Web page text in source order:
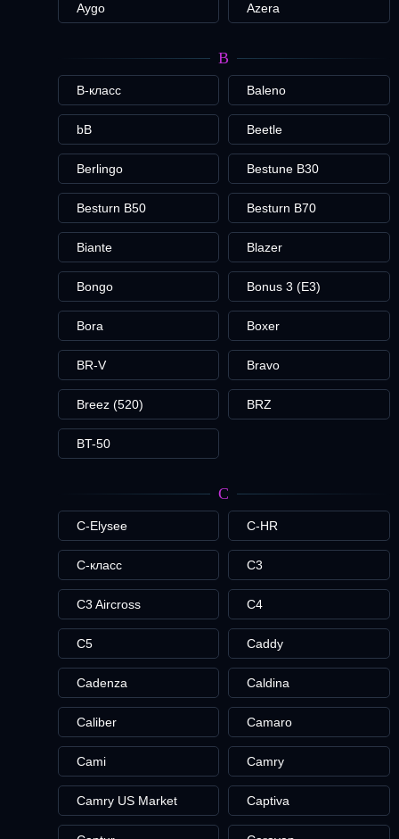
Aygo Azera
B
B-класс Baleno
bB Beetle
Berlingo Bestune B30
Besturn B50 Besturn B70
Biante Blazer
Bongo Bonus 3 (E3)
Bora Boxer
BR-V Bravo
Breez (520) BRZ
BT-50
C
C-Elysee C-HR
C-класс C3
C3 Aircross C4
C5 Caddy
Cadenza Caldina
Caliber Camaro
Cami Camry
Camry US Market Captiva